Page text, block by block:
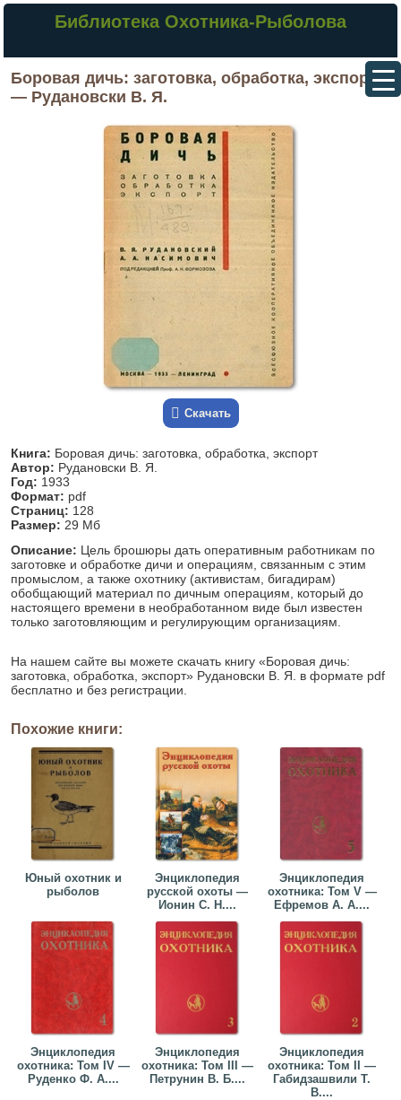
Библиотека Охотника-Рыболова
Боровая дичь: заготовка, обработка, экспорт
— Рудановски В. Я.
Скачать
Книга: Боровая дичь: заготовка, обработка, экспорт
Автор: Рудановски В. Я.
Год: 1933
Формат: pdf
Страниц: 128
Размер: 29 Мб
Описание: Цель брошюры дать оперативным работникам по
заготовке и обработке дичи и операциям, связанным с этим
промыслом, а также охотнику (активистам, бигадирам)
обобщающий материал по дичным операциям, который до
настоящего времени в необработанном виде был известен
только заготовляющим и регулирующим организациям.
На нашем сайте вы можете скачать книгу «Боровая дичь:
заготовка, обработка, экспорт» Рудановски В. Я. в формате pdf
бесплатно и без регистрации.
Похожие книги:
Юный охотник и
рыболов
Энциклопедия
русской охоты —
Ионин С. Н....
Энциклопедия
охотника: Том V —
Ефремов А. А....
Энциклопедия
охотника: Том IV —
Руденко Ф. А....
Энциклопедия
охотника: Том III —
Петрунин В. Б....
Энциклопедия
охотника: Том II —
Габидзашвили Т.
В....